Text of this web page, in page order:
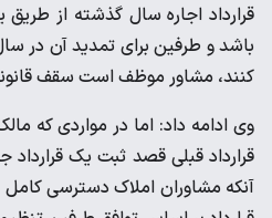
قرارداد اجاره سال گذشته از
باشد و طرفین برای تمدید آن در
کنند، مشاور موظف است سقف قانونی ۲۷ درصدی را رعایت
وی ادامه داد: اما در مواردی که
قرارداد قبلی قصد ثبت یک قرارداد
آنکه مشاوران املاک دسترسی کامل